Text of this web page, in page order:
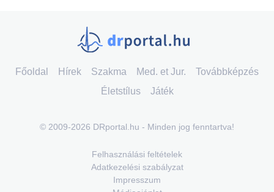
Főoldal Hírek Szakma Med. et Jur.
Továbbképzés
Életstílus
Játék
© 2009-2026 DRportal.hu - Minden jog fenntartva!
Felhasználási feltételek
Adatkezelési szabályzat
Impresszum